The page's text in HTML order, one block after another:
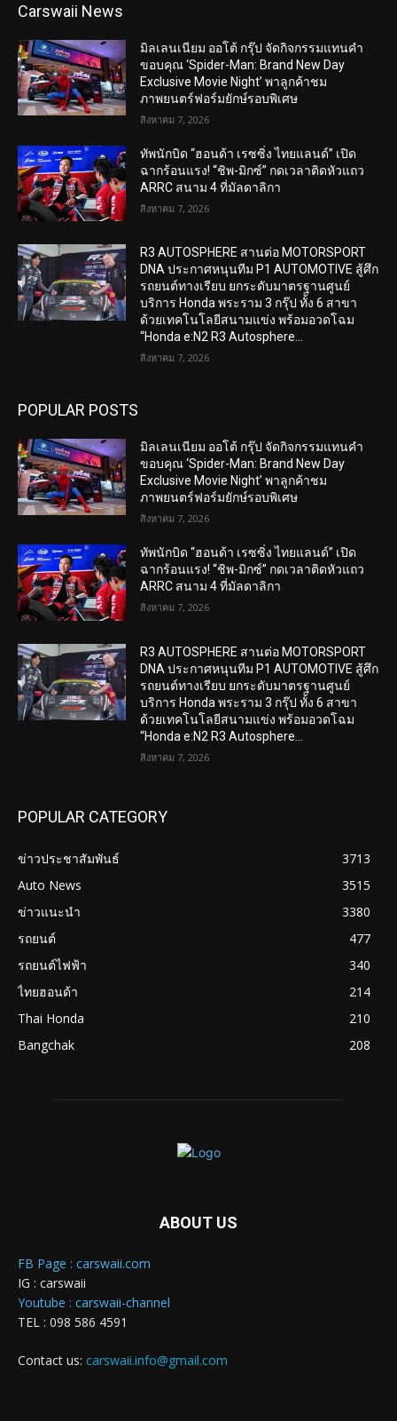
Carswaii News
มิลเลนเนียม ออโต้ กรุ๊ป จัดกิจกรรมแทนคำ
ขอบคุณ ‘Spider-Man: Brand New Day
Exclusive Movie Night’ พาลูกค้าชม
ภาพยนตร์ฟอร์มยักษ์รอบพิเศษ
สิงหาคม 7, 2026
ทัพนักบิด “ฮอนด้า เรซซิ่ง ไทยแลนด์” เปิด
ฉากร้อนแรง! “ชิพ-มิกซ์” กดเวลาติดหัวแถว
ARRC สนาม 4 ที่มัลดาลิกา
สิงหาคม 7, 2026
R3 AUTOSPHERE สานต่อ MOTORSPORT
DNA ประกาศหนุนทีม P1 AUTOMOTIVE สู้ศึก
รถยนต์ทางเรียบ ยกระดับมาตรฐานศูนย์
บริการ Honda พระราม 3 กรุ๊ป ทั้ง 6 สาขา
ด้วยเทคโนโลยีสนามแข่ง พร้อมอวดโฉม
“Honda e:N2 R3 Autosphere...
สิงหาคม 7, 2026
POPULAR POSTS
มิลเลนเนียม ออโต้ กรุ๊ป จัดกิจกรรมแทนคำ
ขอบคุณ ‘Spider-Man: Brand New Day
Exclusive Movie Night’ พาลูกค้าชม
ภาพยนตร์ฟอร์มยักษ์รอบพิเศษ
สิงหาคม 7, 2026
ทัพนักบิด “ฮอนด้า เรซซิ่ง ไทยแลนด์” เปิด
ฉากร้อนแรง! “ชิพ-มิกซ์” กดเวลาติดหัวแถว
ARRC สนาม 4 ที่มัลดาลิกา
สิงหาคม 7, 2026
R3 AUTOSPHERE สานต่อ MOTORSPORT
DNA ประกาศหนุนทีม P1 AUTOMOTIVE สู้ศึก
รถยนต์ทางเรียบ ยกระดับมาตรฐานศูนย์
บริการ Honda พระราม 3 กรุ๊ป ทั้ง 6 สาขา
ด้วยเทคโนโลยีสนามแข่ง พร้อมอวดโฉม
“Honda e:N2 R3 Autosphere...
สิงหาคม 7, 2026
POPULAR CATEGORY
ข่าวประชาสัมพันธ์
3713
Auto News
3515
ข่าวแนะนำ
3380
รถยนต์
477
รถยนต์ไฟฟ้า
340
ไทยฮอนด้า
214
Thai Honda
210
Bangchak
208
ABOUT US
FB Page : carswaii.com
IG : carswaii
Youtube : carswaii-channel
TEL : 098 586 4591
Contact us: carswaii.info@gmail.com